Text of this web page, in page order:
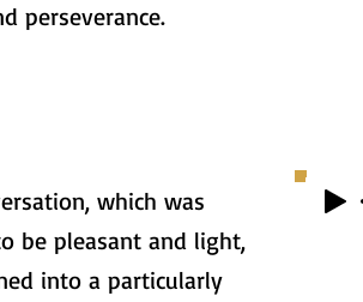
perseverance.
which was
be pleasant and light,
into a particularly